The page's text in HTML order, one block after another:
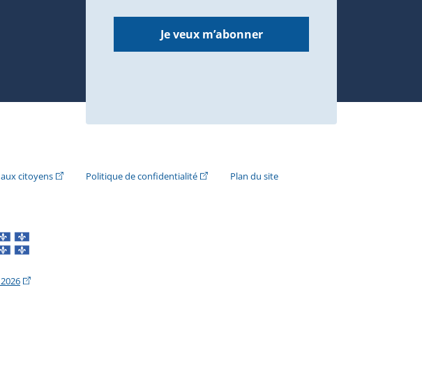
Je veux m’abonner
fenêtre.)
citoyens(Cet hyperlien externe s'ouvrira dans une nouvelle fenêtre.)
Politique de confidentialité(Cet hyperlien externe s'ouvrira dans une nouvelle
Plan du site
(Cet hyperlien externe s'ouvrira dans une nouvelle fenêtre.)